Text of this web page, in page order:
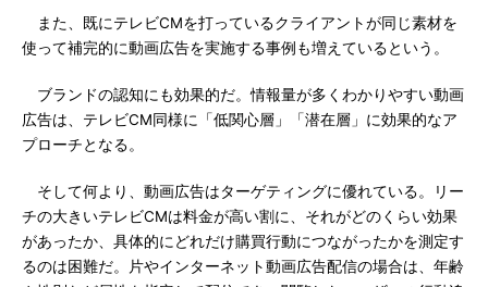
また、既にテレビCMを打っているクライアントが同じ素材を
使って補完的に動画広告を実施する事例も増えているという。
ブランドの認知にも効果的だ。情報量が多くわかりやすい動画
広告は、テレビCM同様に「低関心層」「潜在層」に効果的なア
プローチとなる。
そして何より、動画広告はターゲティングに優れている。リー
チの大きいテレビCMは料金が高い割に、それがどのくらい効果
があったか、具体的にどれだけ購買行動につながったかを測定す
るのは困難だ。片やインターネット動画広告配信の場合は、年齢